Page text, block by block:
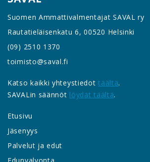
Suomen Ammattivalmentajat SAVAL ry
Rautatieläisenkatu 6, 00520 Helsinki
(09) 2510 1370
toimisto@saval.fi
Katso kaikki yhteystiedottäältä.
SAVALin säännöt löydät täältä.
Etusivu
Jäsenyys
Palvelut ja edut